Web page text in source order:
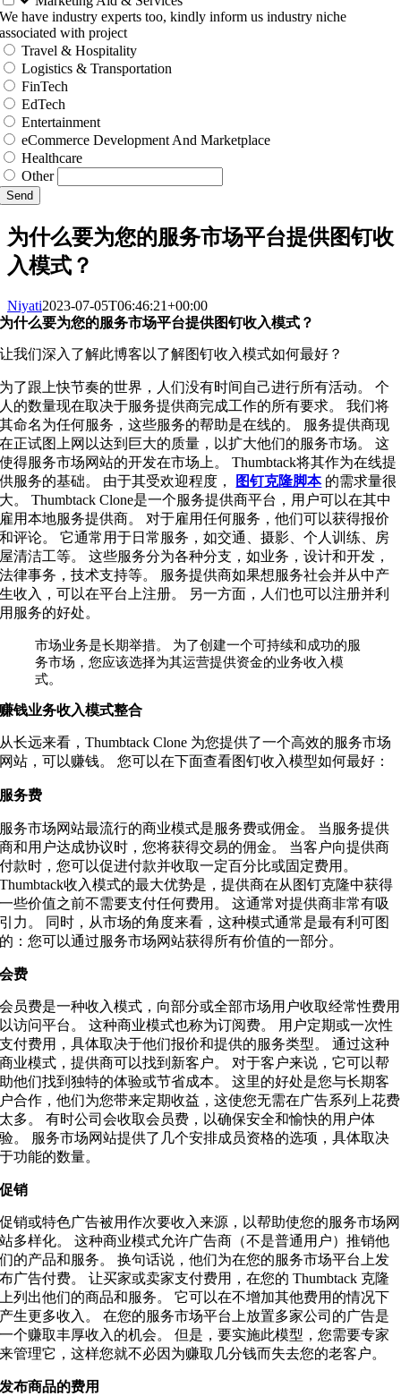
We have industry experts too, kindly inform us industry niche
associated with project
Travel & Hospitality
Logistics & Transportation
FinTech
EdTech
Entertainment
eCommerce Development And Marketplace
Healthcare
Other
Send
为什么要为您的服务市场平台提供图钉收
入模式？
Niyati2023-07-05T06:46:21+00:00
为什么要为您的服务市场平台提供图钉收入模式？
让我们深入了解此博客以了解图钉收入模式如何最好？
为了跟上快节奏的世界，人们没有时间自己进行所有活动。 个
人的数量现在取决于服务提供商完成工作的所有要求。 我们将
其命名为任何服务，这些服务的帮助是在线的。 服务提供商现
在正试图上网以达到巨大的质量，以扩大他们的服务市场。 这
使得服务市场网站的开发在市场上。 Thumbtack将其作为在线提
供服务的基础。 由于其受欢迎程度，
图钉克隆脚本 的需求量很
大。 Thumbtack Clone是一个服务提供商平台，用户可以在其中
雇用本地服务提供商。 对于雇用任何服务，他们可以获得报价
和评论。 它通常用于日常服务，如交通、摄影、个人训练、房
屋清洁工等。 这些服务分为各种分支，如业务，设计和开发，
法律事务，技术支持等。 服务提供商如果想服务社会并从中产
生收入，可以在平台上注册。 另一方面，人们也可以注册并利
用服务的好处。
市场业务是长期举措。 为了创建一个可持续和成功的服
务市场，您应该选择为其运营提供资金的业务收入模
式。
赚钱业务收入模式整合
从长远来看，Thumbtack Clone 为您提供了一个高效的服务市场
网站，可以赚钱。 您可以在下面查看图钉收入模型如何最好：
服务费
服务市场网站最流行的商业模式是服务费或佣金。 当服务提供
商和用户达成协议时，您将获得交易的佣金。 当客户向提供商
付款时，您可以促进付款并收取一定百分比或固定费用。
Thumbtack收入模式的最大优势是，提供商在从图钉克隆中获得
一些价值之前不需要支付任何费用。 这通常对提供商非常有吸
引力。 同时，从市场的角度来看，这种模式通常是最有利可图
的：您可以通过服务市场网站获得所有价值的一部分。
会费
会员费是一种收入模式，向部分或全部市场用户收取经常性费用
以访问平台。 这种商业模式也称为订阅费。 用户定期或一次性
支付费用，具体取决于他们报价和提供的服务类型。 通过这种
商业模式，提供商可以找到新客户。 对于客户来说，它可以帮
助他们找到独特的体验或节省成本。 这里的好处是您与长期客
户合作，他们为您带来定期收益，这使您无需在广告系列上花费
太多。 有时公司会收取会员费，以确保安全和愉快的用户体
验。 服务市场网站提供了几个安排成员资格的选项，具体取决
于功能的数量。
促销
促销或特色广告被用作次要收入来源，以帮助使您的服务市场网
站多样化。 这种商业模式允许广告商（不是普通用户）推销他
们的产品和服务。 换句话说，他们为在您的服务市场平台上发
布广告付费。 让买家或卖家支付费用，在您的 Thumbtack 克隆
上列出他们的商品和服务。 它可以在不增加其他费用的情况下
产生更多收入。 在您的服务市场平台上放置多家公司的广告是
一个赚取丰厚收入的机会。 但是，要实施此模型，您需要专家
来管理它，这样您就不必因为赚取几分钱而失去您的老客户。
发布商品的费用